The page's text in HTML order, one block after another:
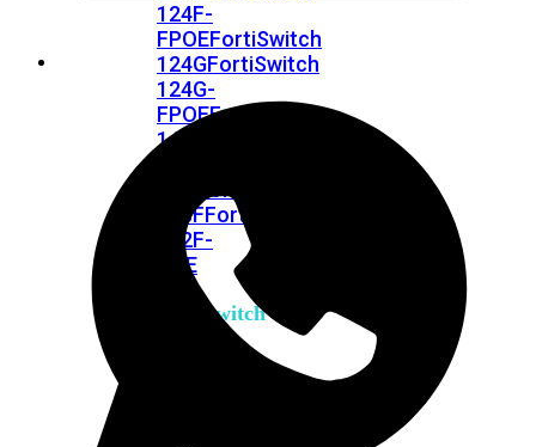
124F-
FPOEFortiSwitch
124GFortiSwitch
124G-
FPOEFortiSwitch
148F
108FFortiSwitchRugged
112F-
POE
FortiSwitch